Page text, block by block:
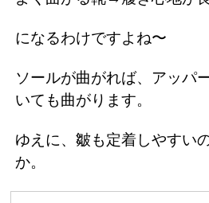
になるわけですよね〜
ソールが曲がれば、アッパ
いても曲がります。
ゆえに、皺も定着しやすい
か。